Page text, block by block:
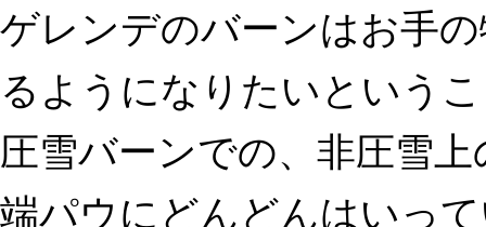
ゲレンデのバーンはお手
るようになりたいという
圧雪バーンでの、非圧雪
端パウにどんどんはいっ